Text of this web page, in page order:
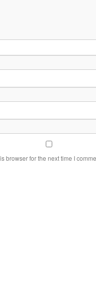
browser for the next time I